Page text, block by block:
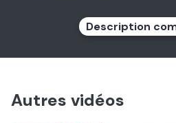
Description
Autres vidéos